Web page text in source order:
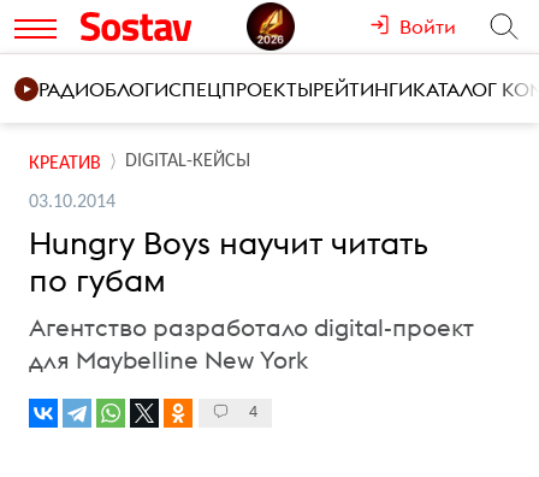
Войти
РАДИОБЛОГИСПЕЦПРОЕКТЫРЕЙТИНГИКАТАЛОГ
КРЕАТИВ DIGITAL-КЕЙСЫ
03.10.2014
Hungry Boys научит читать
по губам
Агентство разработало digital-проект
для Maybelline New York
4